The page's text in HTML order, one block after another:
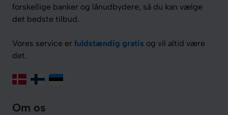
forskellige banker og lånudbydere, så du kan vælge
det bedste tilbud.
Vores service er fuldstændig gratis og vil altid være
det.
Om os